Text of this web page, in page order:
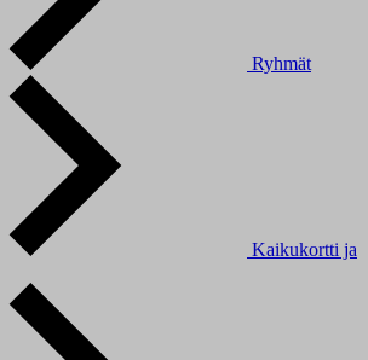
Ryhmät
Kaikukortti ja